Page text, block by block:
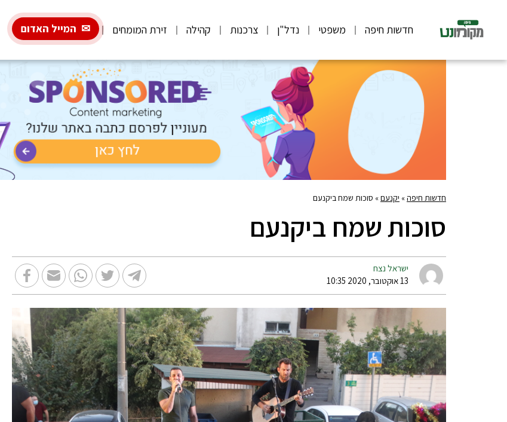
חדשות חיפה משפטי נדל"ן צרכנות קהילה זירת המומחים המייל האדום
חדשות חיפה» יקנעם» סוכות שמח ביקנעם
סוכות שמח ביקנעם
ישראל נצח
13 אוקטובר, 2020 10:35